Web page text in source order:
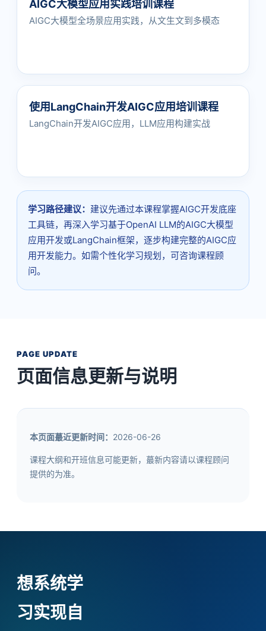
AIGC大模型应用实践培训课程
AIGC大模型全场景应用实践，从文生文到多模态
使用LangChain开发AIGC应用培训课程
LangChain开发AIGC应用，LLM应用构建实战
学习路径建议： 建议先通过本课程掌握AIGC开发底座
工具链，再深入学习基于OpenAI LLM的AIGC大模型
应用开发或LangChain框架，逐步构建完整的AIGC应
用开发能力。如需个性化学习规划，可咨询课程顾
问。
PAGE UPDATE
页面信息更新与说明
本页面蕞近更新时间： 2026-06-26
课程大纲和开班信息可能更新，蕞新内容请以课程顾问
提供的为准。
想系统学
习实现自